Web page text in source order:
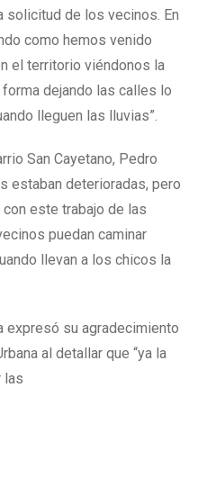
solicitud de los vecinos. En
como hemos venido
el territorio viéndonos la
dejando las calles lo
lleguen las lluvias”.
San Cayetano, Pedro
estaban deterioradas, pero
este trabajo de las
puedan caminar
llevan a los chicos la
expresó su agradecimiento
al detallar que “ya la
las